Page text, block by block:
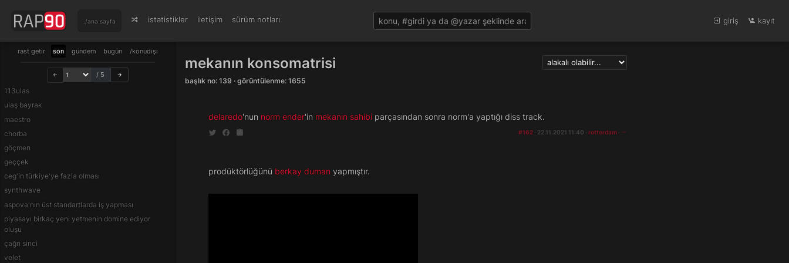
rast getir son gündem bugün /konudışı
/ 5
113ulas
ulaş bayrak
maestro
chorba
göçmen
geççek
ceg'in türkiye'ye fazla olması
synthwave
aspova'nın üst standartlarda iş yapması
piyasayı birkaç yeni yetmenin domine ediyor
oluşu
çağrı sinci
velet
./ana sayfa istatistikler iletişim sürüm notları giriş kayıt
mekanın konsomatrisi
başlık no: 139 · görüntülenme: 1655
delaredo'nun norm ender'in mekanın sahibi parçasından sonra norm'a yaptığı diss track.
#162 · 22.11.2021 11:40 · rotterdam ·
prodüktörlüğünü berkay duman yapmıştır.